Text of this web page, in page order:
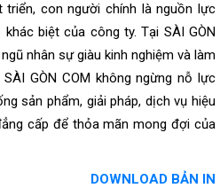
triển, con người chính là nguồn lực
biệt của công ty. Tại SÀI GÒN
nhân sự giàu kinh nghiệm và làm
GÒN COM không ngừng nỗ lực
sản phẩm, giải pháp, dịch vụ hiệu
cấp để thỏa mãn mong đợi của
DOWNLOAD BẢN IN